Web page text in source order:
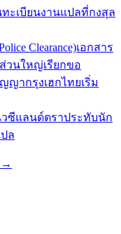
ะเบียนงานแปลที่กงสุล
Clearance)เอกสาร
วนใหญ่เรียกขอ
ญากรุงเฮกไทยเริ่ม
วซีแลนด์ตราประทับนัก
ล
→